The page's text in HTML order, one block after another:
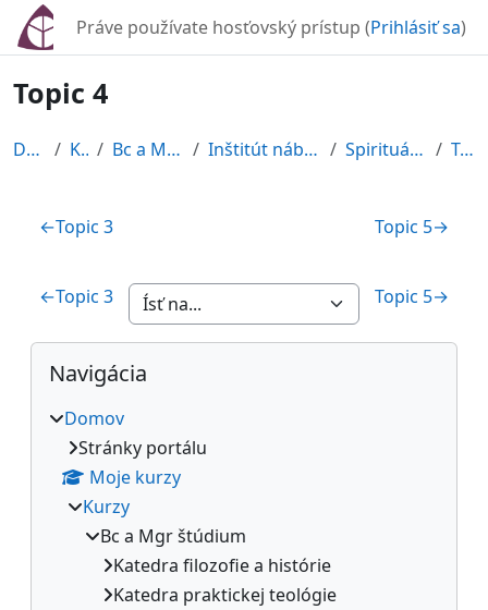
Preskočiť na hlavný obsah
Práve používate hosťovský prístup (Prihlásiť sa)
Topic 4
Domov Kurzy Bc a Mgr štúdium Inštitút náboženských vied Spirituálna teológia Topic 4
Osnova sekcie
←Topic 3 Topic 5→
←Topic 3 Topic 5→
Bloky
Preskočiť Navigácia
Navigácia
Domov
Stránky portálu
Moje kurzy
Kurzy
Bc a Mgr štúdium
Katedra filozofie a histórie
Katedra praktickej teológie